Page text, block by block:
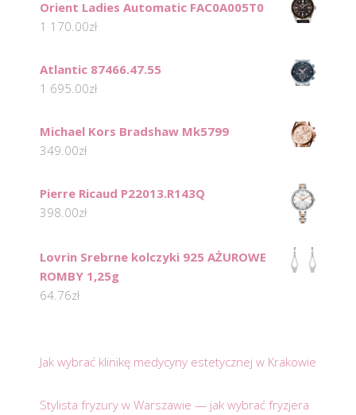
Orient Ladies Automatic FAC0A005T0
1 170.00zł
Atlantic 87466.47.55
1 695.00zł
Michael Kors Bradshaw Mk5799
349.00zł
Pierre Ricaud P22013.R143Q
398.00zł
Lovrin Srebrne kolczyki 925 AŻUROWE
ROMBY 1,25g
64.76zł
Jak wybrać klinikę medycyny estetycznej w Krakowie
Stylista fryzury w Warszawie — jak wybrać fryzjera